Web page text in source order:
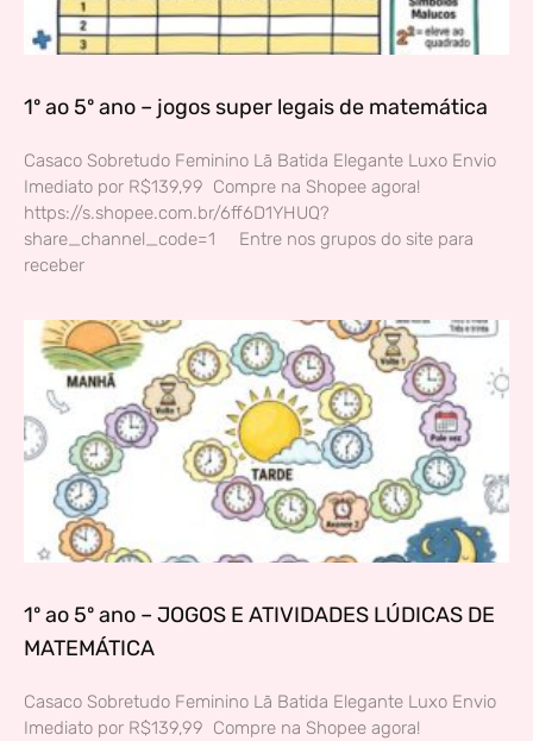
1º ao 5º ano – jogos super legais de matemática
Casaco Sobretudo Feminino Lã Batida Elegante Luxo Envio
Imediato por R$139,99 Compre na Shopee agora!
https://s.shopee.com.br/6ff6D1YHUQ?
share_channel_code=1 Entre nos grupos do site para
receber
1º ao 5º ano – JOGOS E ATIVIDADES LÚDICAS DE
MATEMÁTICA
Casaco Sobretudo Feminino Lã Batida Elegante Luxo Envio
Imediato por R$139,99 Compre na Shopee agora!